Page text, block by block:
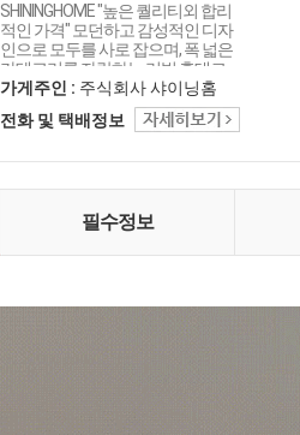
SHININGHOME "높은 퀄리티외 합리
적인 가격" 모던하고 감성적인 디자
인으로 모두를 사로 잡으며, 폭 넓은
카테고리를 자랑하는 리빙 홈데코
인테리어 샤이닝홈입니다.
가게주인 : 주식회사 샤이닝홈
전화 및 택배정보
필수정보